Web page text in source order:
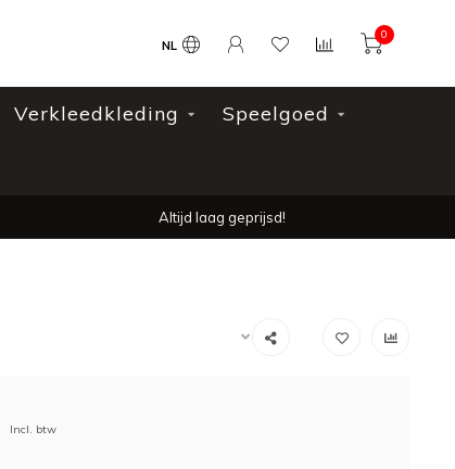
NL
0
Verkleedkleding Speelgoed
Altijd laag geprijsd!
Incl. btw